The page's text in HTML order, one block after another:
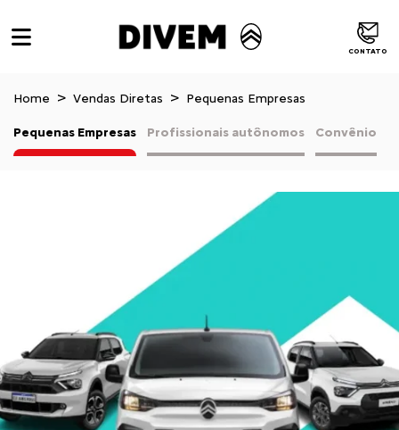
CONTATO
Home Vendas Diretas Pequenas Empresas
Pequenas Empresas Profissionais autônomos Convênio